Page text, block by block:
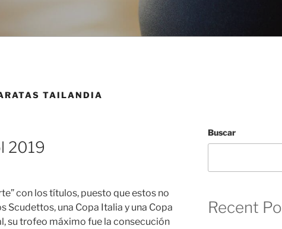
TAILANDIA
2019
con los títulos, puesto que estos no
Scudettos, una Copa Italia y una Copa
su trofeo máximo fue la consecución
Buscar
Recent